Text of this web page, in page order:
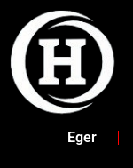
content
Eger